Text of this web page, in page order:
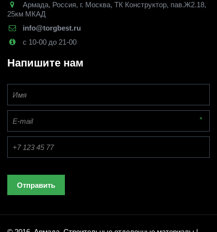
Армада, Россия, г. Москва, ТК Конструктор, пав.Ж2.18,
25км МКАД
info@torgbest.ru
с 10-00 до 21-00
Напишите нам
*
Отправить